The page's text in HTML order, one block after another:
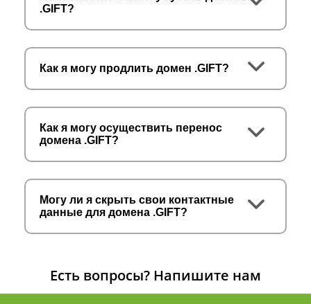
.GIFT?
Как я могу продлить домен .GIFT?
Как я могу осуществить перенос
домена .GIFT?
Могу ли я скрыть свои контактные
данные для домена .GIFT?
Есть вопросы? Напишите нам